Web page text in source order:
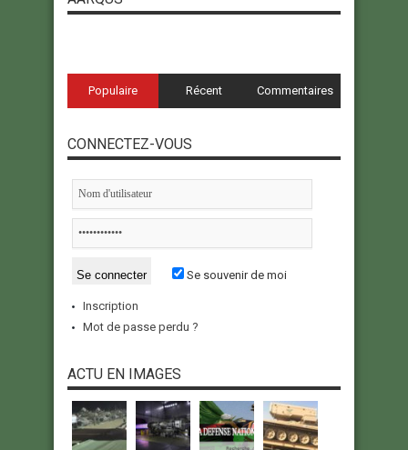
Populaire Récent Commentaires
CONNECTEZ-VOUS
Se souvenir de moi
Inscription
Mot de passe perdu ?
ACTU EN IMAGES